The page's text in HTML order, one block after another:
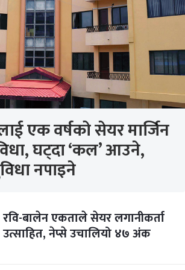
एक वर्षको सेयर मार्जिन
घट्दा ‘कल’ आउने,
नपाइने
रवि-बालेन एकताले सेयर लगानीकर्ता
उत्साहित, नेप्से उचालियो ४७ अंक